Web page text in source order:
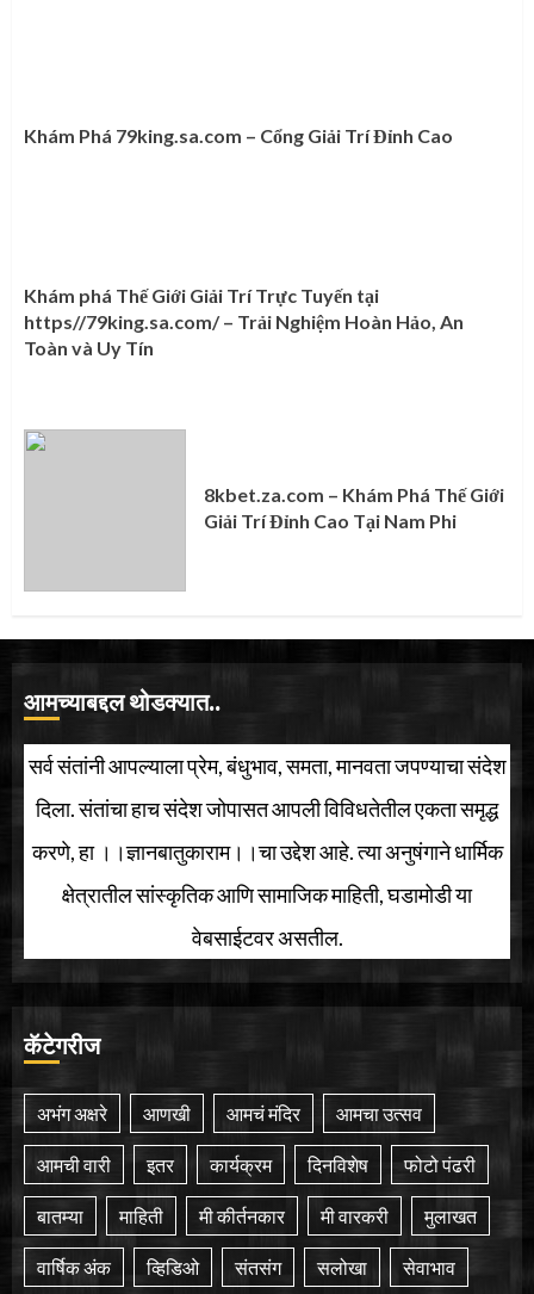
Khám Phá 79king.sa.com – Cổng Giải Trí Đỉnh Cao
Khám phá Thế Giới Giải Trí Trực Tuyến tại
https//79king.sa.com/ – Trải Nghiệm Hoàn Hảo, An
Toàn và Uy Tín
8kbet.za.com – Khám Phá Thế Giới
Giải Trí Đỉnh Cao Tại Nam Phi
आमच्याबद्दल थोडक्यात..
सर्व संतांनी आपल्याला प्रेम, बंधुभाव, समता, मानवता जपण्याचा संदेश
दिला. संतांचा हाच संदेश जोपासत आपली विविधतेतील एकता समृद्ध
करणे, हा ।।ज्ञानबातुकाराम।।चा उद्देश आहे. त्या अनुषंगाने धार्मिक
क्षेत्रातील सांस्कृतिक आणि सामाजिक माहिती, घडामोडी या
वेबसाईटवर असतील.
कॅटेगरीज
अभंग अक्षरे आणखी आमचं मंदिर आमचा उत्सव
आमची वारी इतर कार्यक्रम दिनविशेष फोटो पंढरी
बातम्या माहिती मी कीर्तनकार मी वारकरी मुलाखत
वार्षिक अंक व्हिडिओ संतसंग सलोखा सेवाभाव